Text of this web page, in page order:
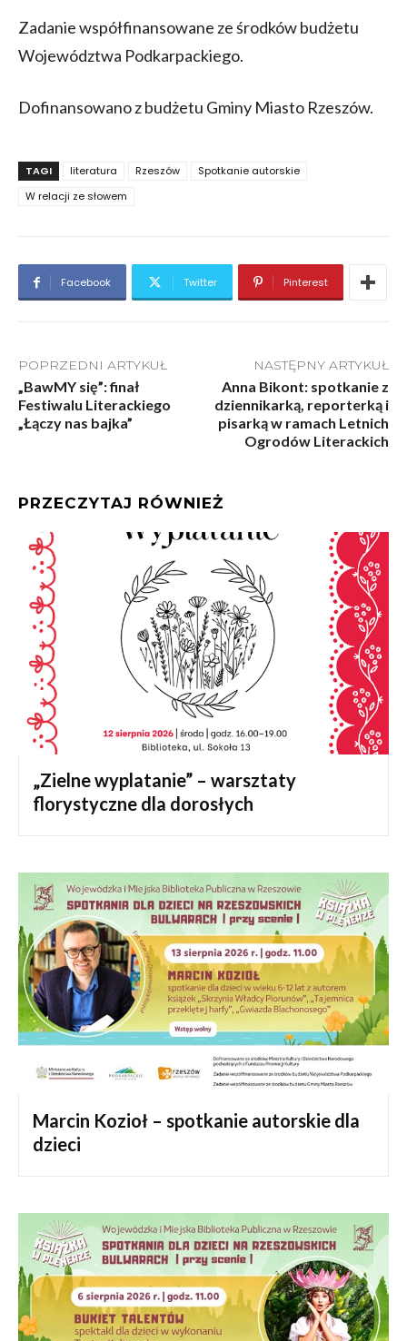
Zadanie współfinansowane ze środków budżetu
Województwa Podkarpackiego.
Dofinansowano z budżetu Gminy Miasto Rzeszów.
TAGI literatura Rzeszów
Spotkanie autorskie
W relacji ze słowem
Facebook Twitter Pinterest
POPRZEDNI ARTYKUŁ
„BawMY się”: finał
Festiwalu Literackiego
„Łączy nas bajka”
NASTĘPNY ARTYKUŁ
Anna Bikont: spotkanie z
dziennikarką, reporterką i
pisarką w ramach Letnich
Ogrodów Literackich
PRZECZYTAJ RÓWNIEŻ
„Zielne wyplatanie” – warsztaty
florystyczne dla dorosłych
Marcin Kozioł – spotkanie autorskie dla
dzieci